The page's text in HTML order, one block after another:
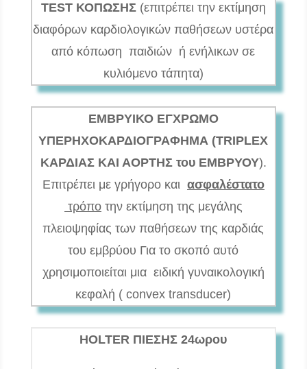
TEST ΚΟΠΩΣΗΣ(επιτρέπει την εκτίμηση
διαφόρων καρδιολογικών παθήσεων υστέρα
από κόπωση παιδιών ή ενήλικων σε
κυλιόμενο τάπητα)
ΕΜΒΡΥΙΚΟ ΕΓΧΡΩΜΟ
ΥΠΕΡΗΧΟΚΑΡΔΙΟΓΡΑΦΗΜΑ (TRIPLEX
ΚΑΡΔΙΑΣ ΚΑΙ ΑΟΡΤΗΣ του ΕΜΒΡΥΟΥ).
Επιτρέπει με γρήγορο και ασφαλέστατο
τρόποτην εκτίμηση της μεγάλης
πλειοψηφίας των παθήσεων της καρδιάς
του εμβρύου Για το σκοπό αυτό
χρησιμοποιείται μια ειδική γυναικολογική
κεφαλή ( convex transducer)
HOLTER ΠΙΕΣΗΣ 24ωρου